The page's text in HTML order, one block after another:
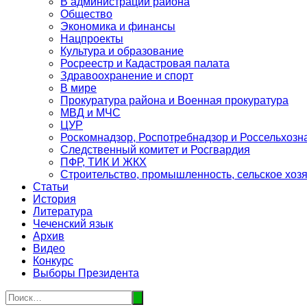
Общество
Экономика и финансы
Нацпроекты
Культура и образование
Росреестр и Кадастровая палата
Здравоохранение и спорт
В мире
Прокуратура района и Военная прокуратура
МВД и МЧС
ЦУР
Роскомнадзор, Роспотребнадзор и
Следственный комитет и Росгвардия
ПФР, ТИК И ЖКХ
Строительство, промышленность, сельское
Статьи
История
Литература
Чеченский язык
Архив
Видео
Конкурс
Выборы Президента